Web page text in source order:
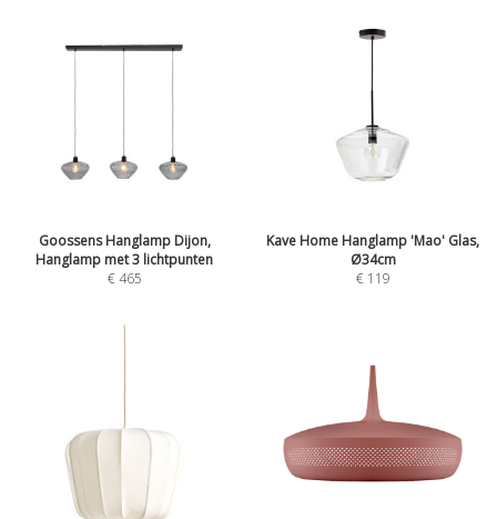
Goossens Hanglamp Dijon,
Hanglamp met 3 lichtpunten
€465
Kave Home Hanglamp 'Mao' Glas,
Ø34cm
€ 119